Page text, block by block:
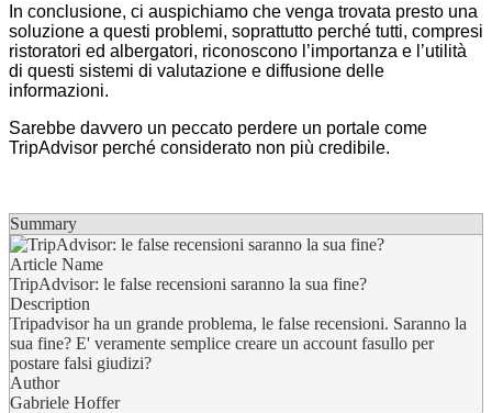
In conclusione, ci auspichiamo che venga trovata presto una
soluzione a questi problemi, soprattutto perché tutti, compresi
ristoratori ed albergatori, riconoscono l’importanza e l’utilità
di questi sistemi di valutazione e diffusione delle
informazioni.
Sarebbe davvero un peccato perdere un portale come
TripAdvisor perché considerato non più credibile.
Summary
Article Name
TripAdvisor: le false recensioni saranno la sua fine?
Description
Tripadvisor ha un grande problema, le false recensioni. Saranno la
sua fine? E' veramente semplice creare un account fasullo per
postare falsi giudizi?
Author
Gabriele Hoffer